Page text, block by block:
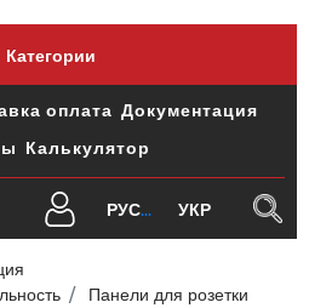
Категории
оплата Документация
Калькулятор
РУС УКР
Панели для розетки